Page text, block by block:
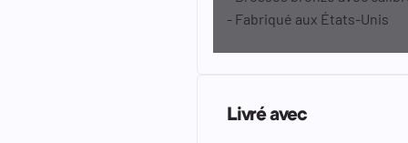
- Fabriqué aux États-Unis
Livré avec